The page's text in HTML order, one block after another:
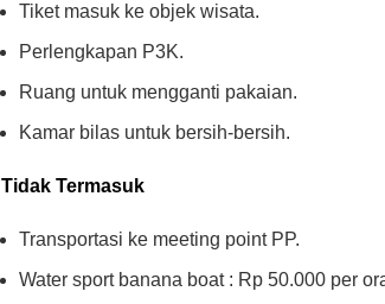
Tiket masuk ke objek wisata.
Perlengkapan P3K.
Ruang untuk mengganti pakaian.
Kamar bilas untuk bersih-bersih.
Tidak Termasuk
Transportasi ke meeting point PP.
Water sport banana boat : Rp 50.000 per